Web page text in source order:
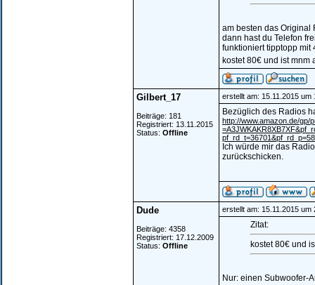
am besten das Original
dann hast du Telefon
funktioniert tipptopp mit
kostet 80€ und ist mnm
Gilbert_17
Beiträge: 181
Registriert: 13.11.2015
Status: Offline
erstellt am: 15.11.2015 um
Bezüglich des Radios
http://www.amazon.de/gp/
Ich würde mir das
zurückschicken.
Dude
Beiträge: 4358
Registriert: 17.12.2009
Status: Offline
erstellt am: 15.11.2015 um
Zitat:
kostet 80€ und
Nur: einen Subwoofer-